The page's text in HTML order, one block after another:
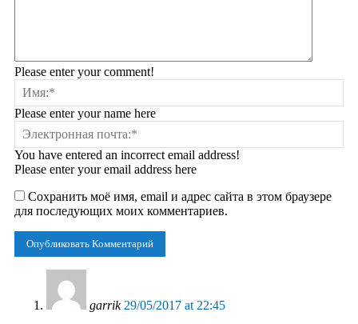
Please enter your comment!
Please enter your name here
You have entered an incorrect email address!
Please enter your email address here
Сохранить моё имя, email и адрес сайта в этом браузере
для последующих моих комментариев.
garrik 29/05/2017 at 22:45